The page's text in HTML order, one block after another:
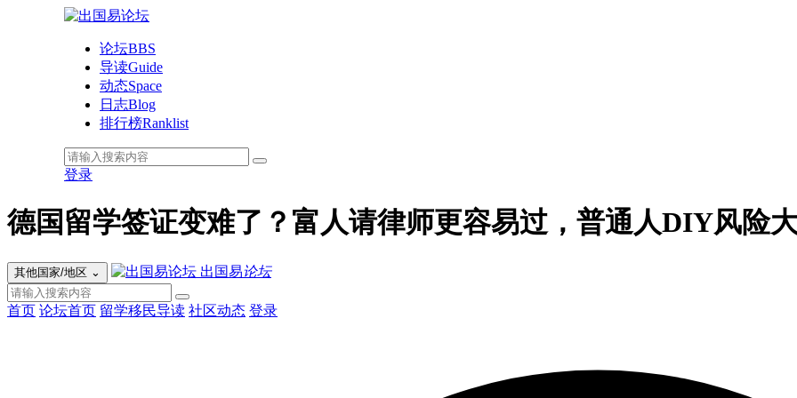
论坛BBS
导读Guide
动态Space
日志Blog
排行榜Ranklist
登录
德国留学签证变难了？富人请律师更容易过，普通人DIY风险
其他国家/地区 ⌄ 出国易论坛
首页 论坛首页 留学移民导读 社区动态 登录